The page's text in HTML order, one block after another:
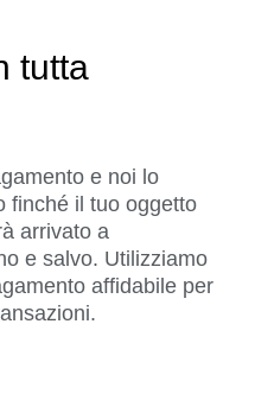
tutta
e noi lo
finché il tuo oggetto
arrivato a
e salvo. Utilizziamo
affidabile per